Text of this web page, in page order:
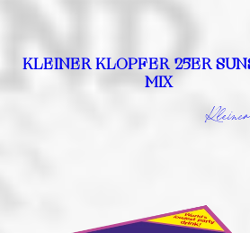
KLEINER KLOPFER 25ER
MIX